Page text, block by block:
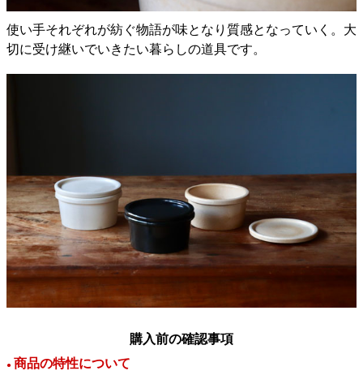
使い手それぞれが紡ぐ物語が味となり質感となっていく。大
切に受け継いでいきたい暮らしの道具です。
購入前の確認事項
● 商品の特性について